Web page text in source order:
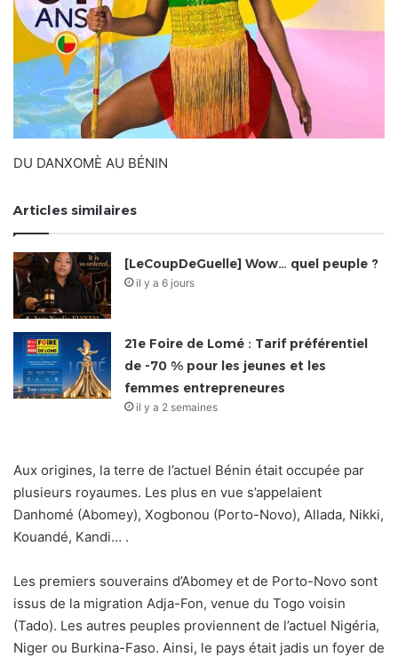
DU DANXOMÈ AU BÉNIN
Articles similaires
[LeCoupDeGuelle] Wow… quel peuple ?
il y a 6 jours
21e Foire de Lomé : Tarif préférentiel
de -70 % pour les jeunes et les
femmes entrepreneures
il y a 2 semaines
Aux origines, la terre de l’actuel Bénin était occupée par
plusieurs royaumes. Les plus en vue s’appelaient
Danhomé (Abomey), Xogbonou (Porto-Novo), Allada, Nikki,
Kouandé, Kandi… .
Les premiers souverains d’Abomey et de Porto-Novo sont
issus de la migration Adja-Fon, venue du Togo voisin
(Tado). Les autres peuples proviennent de l’actuel Nigéria,
Niger ou Burkina-Faso. Ainsi, le pays était jadis un foyer de